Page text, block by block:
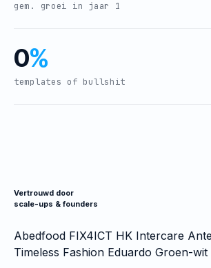
gem. groei in jaar 1
0%
templates of bullshit
Vertrouwd door
scale-ups & founders
Abedfood FIX4ICT HK Intercare
Timeless Fashion Eduardo Groen-wit